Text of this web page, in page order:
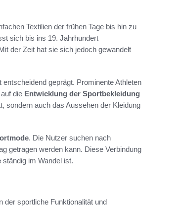
Textilien der frühen Tage bis hin zu
sich bis ins 19. Jahrhundert
der Zeit hat sie sich jedoch gewandelt
entscheidend geprägt. Prominente Athleten
die Entwicklung der Sportbekleidung
sondern auch das Aussehen der Kleidung
. Die Nutzer suchen nach
getragen werden kann. Diese Verbindung
ständig im Wandel ist.
der sportliche Funktionalität und